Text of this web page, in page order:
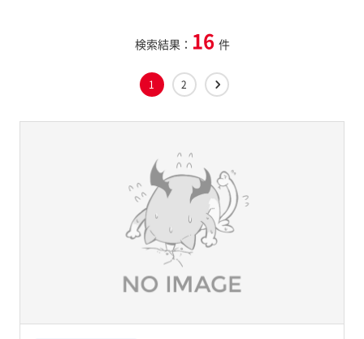
検索結果： 16 件
1 2